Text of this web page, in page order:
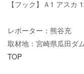
【フック】Ａ1 アスカ
レポーター：熊谷充
取材地：宮崎県瓜田ダ
TOP